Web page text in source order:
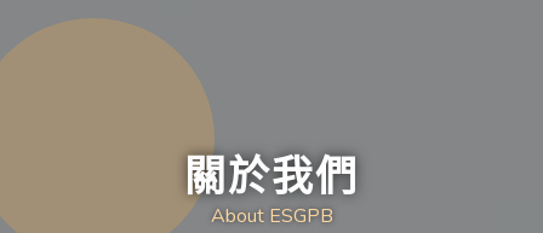
關於我們
About ESGPB